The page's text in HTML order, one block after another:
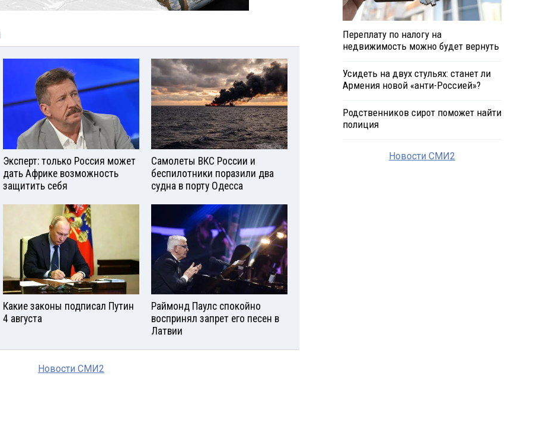
Эксперт: только Россия может
дать Африке возможность
защитить себя
Самолеты ВКС России и
беспилотники поразили два
судна в порту Одесса
Какие законы подписал Путин
4 августа
Раймонд Паулс спокойно
воспринял запрет его песен в
Латвии
Новости СМИ2
Переплату по налогу на
недвижимость можно будет вернуть
Усидеть на двух стульях: станет ли
Армения новой «анти-Россией»?
Родственников сирот поможет найти
полиция
Новости СМИ2